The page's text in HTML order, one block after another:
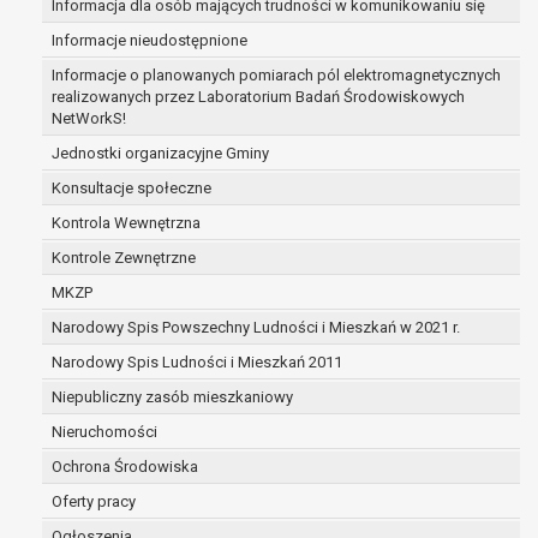
Informacja dla osób mających trudności w komunikowaniu się
Informacje nieudostępnione
Informacje o planowanych pomiarach pól elektromagnetycznych
realizowanych przez Laboratorium Badań Środowiskowych
NetWorkS!
Jednostki organizacyjne Gminy
Konsultacje społeczne
Kontrola Wewnętrzna
Kontrole Zewnętrzne
MKZP
Narodowy Spis Powszechny Ludności i Mieszkań w 2021 r.
Narodowy Spis Ludności i Mieszkań 2011
Niepubliczny zasób mieszkaniowy
Nieruchomości
Ochrona Środowiska
Oferty pracy
zabezpieczenia ewentualnych roszczeń, a w
przypadku wyrażenia zgody na przetwarzanie
danych po zakończeniu i rozliczeniu umowy, do
czasu wycofania tej zgody.
Ponadto w przypadku umów o dofinansowanie
dane osobowe od momentu pozyskania
przechowywane są przez okres wynikający z
umowy o dofinansowanie zawartej między
beneficjentem a określoną instytucją, trwałości
danego projektu i konieczności zachowania
dokumentacji projektu do celów kontrolnych.
W związku z przetwarzaniem przez
administratora danych osobowych przysługuje
Pani/Panu:
prawo dostępu do treści danych oraz
otrzymywania ich kopii na podstawie art. 15
RODO;
prawo do żądania sprostowania danych na
w przypadku gdy: